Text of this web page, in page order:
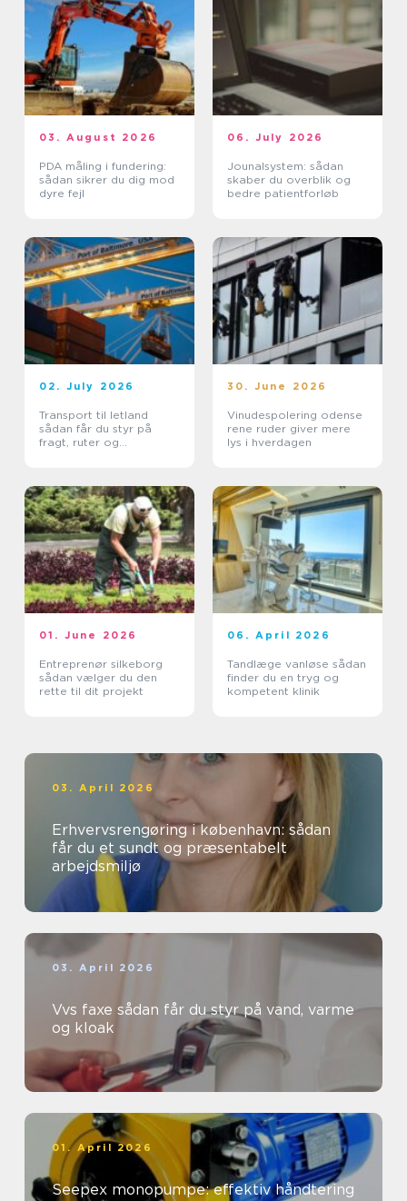
03. August 2026
PDA måling i fundering:
sådan sikrer du dig mod
dyre fejl
06. July 2026
Jounalsystem: sådan
skaber du overblik og
bedre patientforløb
02. July 2026
Transport til letland
sådan får du styr på
fragt, ruter og
30. June 2026
Vinudespolering odense
rene ruder giver mere
lys i hverdagen
01. June 2026
Entreprenør silkeborg
sådan vælger du den
rette til dit projekt
06. April 2026
Tandlæge vanløse sådan
finder du en tryg og
kompetent klinik
03. April 2026
Erhvervsrengøring i københavn: sådan
får du et sundt og præsentabelt
arbejdsmiljø
03. April 2026
Vvs faxe sådan får du styr på vand, varme
og kloak
01. April 2026
Seepex monopumpe: effektiv håndtering